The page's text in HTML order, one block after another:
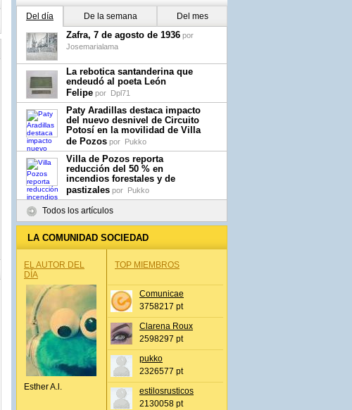
Del día De la semana Del mes
Zafra, 7 de agosto de 1936 por
Josemarialama
La rebotica santanderina que
endeudó al poeta León
Felipe por Dpl71
Paty Aradillas destaca impacto
del nuevo desnivel de Circuito
Potosí en la movilidad de Villa
de Pozos por Pukko
Villa de Pozos reporta
reducción del 50 % en
incendios forestales y de
pastizales por Pukko
Todos los artículos
LA COMUNIDAD SOCIEDAD
EL AUTOR DEL
DÍA
Esther A.l.
TOP MIEMBROS
Comunicae
3758217 pt
Clarena Roux
2598297 pt
pukko
2326577 pt
estilosrusticos
2130058 pt